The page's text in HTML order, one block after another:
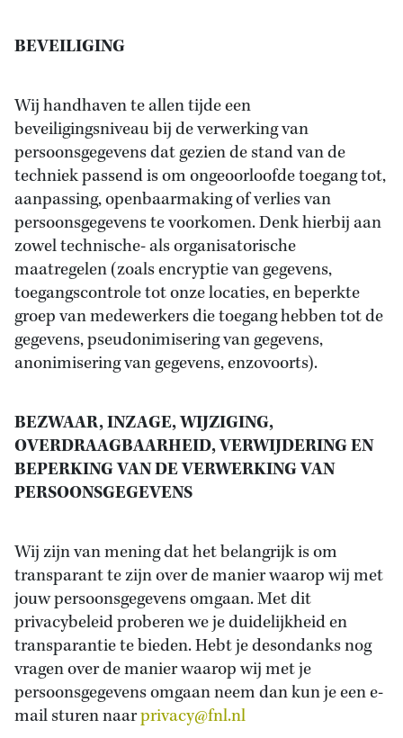
BEVEILIGING
Wij handhaven te allen tijde een
beveiligingsniveau bij de verwerking van
persoonsgegevens dat gezien de stand van de
techniek passend is om ongeoorloofde toegang tot,
aanpassing, openbaarmaking of verlies van
persoonsgegevens te voorkomen. Denk hierbij aan
zowel technische- als organisatorische
maatregelen (zoals encryptie van gegevens,
toegangscontrole tot onze locaties, en beperkte
groep van medewerkers die toegang hebben tot de
gegevens, pseudonimisering van gegevens,
anonimisering van gegevens, enzovoorts).
BEZWAAR, INZAGE, WIJZIGING,
OVERDRAAGBAARHEID, VERWIJDERING EN
BEPERKING VAN DE VERWERKING VAN
PERSOONSGEGEVENS
Wij zijn van mening dat het belangrijk is om
transparant te zijn over de manier waarop wij met
jouw persoonsgegevens omgaan. Met dit
privacybeleid proberen we je duidelijkheid en
transparantie te bieden. Hebt je desondanks nog
vragen over de manier waarop wij met je
persoonsgegevens omgaan neem dan kun je een e-
mail sturen naarprivacy@fnl.nl